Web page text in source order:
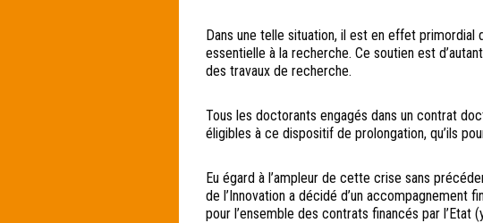
Dans une telle situation, il est en effet
essentielle à la recherche. Ce soutien est
des travaux de recherche.
Tous les doctorants engagés dans un contrat
éligibles à ce dispositif de prolongation, qu’ils
Eu égard à l’ampleur de cette crise sans
de l’Innovation a décidé d’un
pour l’ensemble des contrats financés par l’Etat